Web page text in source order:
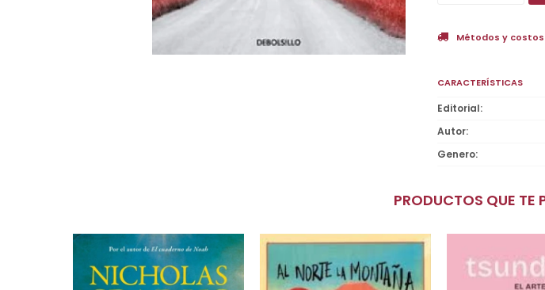
Métodos y
CARACTERÍSTICAS
Editorial
Autor
Genero
PRODUCTOS QUE TE